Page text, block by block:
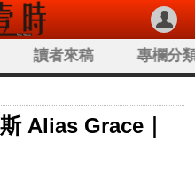
讀者來稿 專欄分
Alias Grace｜